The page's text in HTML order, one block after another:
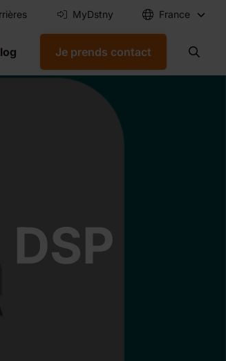
MyDstny France
Je prends contact